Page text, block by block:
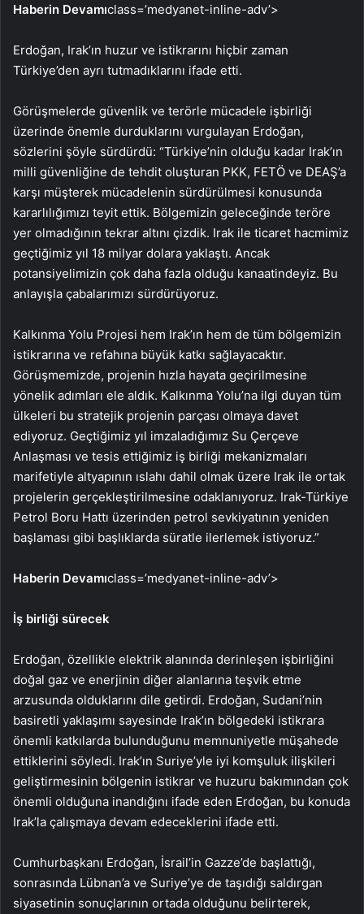
Haberin Devamıclass=’medyanet-inline-adv’>
Erdoğan, Irak’ın huzur ve istikrarını hiçbir zaman
Türkiye’den ayrı tutmadıklarını ifade etti.
Görüşmelerde güvenlik ve terörle mücadele işbirliği
üzerinde önemle durduklarını vurgulayan Erdoğan,
sözlerini şöyle sürdürdü: “Türkiye’nin olduğu kadar Irak’ın
milli güvenliğine de tehdit oluşturan PKK, FETÖ ve DEAŞ’a
karşı müşterek mücadelenin sürdürülmesi konusunda
kararlılığımızı teyit ettik. Bölgemizin geleceğinde teröre
yer olmadığının tekrar altını çizdik. Irak ile ticaret hacmimiz
geçtiğimiz yıl 18 milyar dolara yaklaştı. Ancak
potansiyelimizin çok daha fazla olduğu kanaatindeyiz. Bu
anlayışla çabalarımızı sürdürüyoruz.
Kalkınma Yolu Projesi hem Irak’ın hem de tüm bölgemizin
istikrarına ve refahına büyük katkı sağlayacaktır.
Görüşmemizde, projenin hızla hayata geçirilmesine
yönelik adımları ele aldık. Kalkınma Yolu’na ilgi duyan tüm
ülkeleri bu stratejik projenin parçası olmaya davet
ediyoruz. Geçtiğimiz yıl imzaladığımız Su Çerçeve
Anlaşması ve tesis ettiğimiz iş birliği mekanizmaları
marifetiyle altyapının ıslahı dahil olmak üzere Irak ile ortak
projelerin gerçekleştirilmesine odaklanıyoruz. Irak-Türkiye
Petrol Boru Hattı üzerinden petrol sevkiyatının yeniden
başlaması gibi başlıklarda süratle ilerlemek istiyoruz.”
Haberin Devamıclass=’medyanet-inline-adv’>
İş birliği sürecek
Erdoğan, özellikle elektrik alanında derinleşen işbirliğini
doğal gaz ve enerjinin diğer alanlarına teşvik etme
arzusunda olduklarını dile getirdi. Erdoğan, Sudani’nin
basiretli yaklaşımı sayesinde Irak’ın bölgedeki istikrara
önemli katkılarda bulunduğunu memnuniyetle müşahede
ettiklerini söyledi. Irak’ın Suriye’yle iyi komşuluk ilişkileri
geliştirmesinin bölgenin istikrar ve huzuru bakımından çok
önemli olduğuna inandığını ifade eden Erdoğan, bu konuda
Irak’la çalışmaya devam edeceklerini ifade etti.
Cumhurbaşkanı Erdoğan, İsrail’in Gazze’de başlattığı,
sonrasında Lübnan’a ve Suriye’ye de taşıdığı saldırgan
siyasetinin sonuçlarının ortada olduğunu belirterek,